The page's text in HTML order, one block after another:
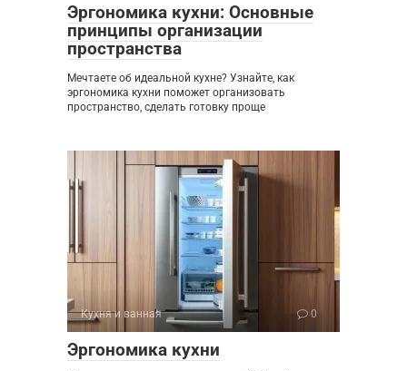
Эргономика кухни: Основные
принципы организации
пространства
Мечтаете об идеальной кухне? Узнайте, как
эргономика кухни поможет организовать
пространство, сделать готовку проще
Кухня и ванная 0
Эргономика кухни